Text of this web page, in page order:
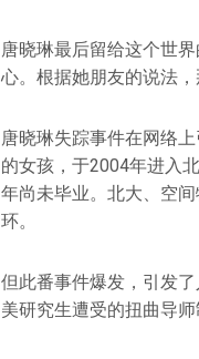
唐晓琳最后留给这个世
心。根据她朋友的说法
唐晓琳失踪事件在网络
的女孩，于2004年进入
年尚未毕业。北大、空
环。
但此番事件爆发，引发
美研究生遭受的扭曲导